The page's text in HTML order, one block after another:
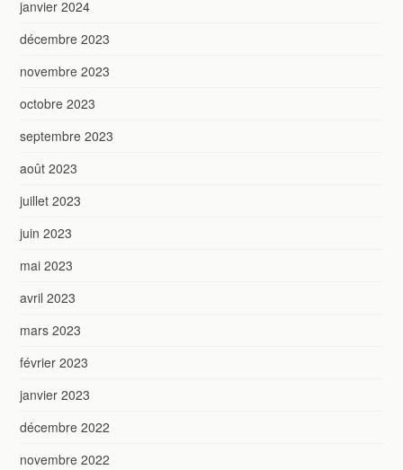
janvier 2024
décembre 2023
novembre 2023
octobre 2023
septembre 2023
août 2023
juillet 2023
juin 2023
mai 2023
avril 2023
mars 2023
février 2023
janvier 2023
décembre 2022
novembre 2022